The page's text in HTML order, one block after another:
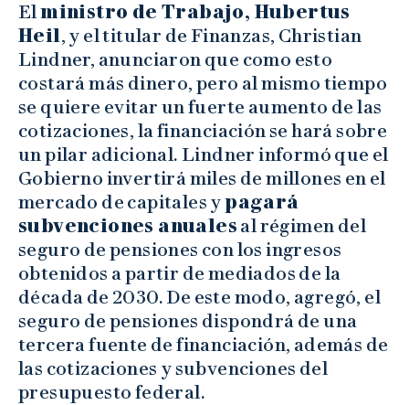
Elministro de Trabajo, Hubertus
Heil, y el titular de Finanzas, Christian
Lindner, anunciaron que como esto
costará más dinero, pero al mismo tiempo
se quiere evitar un fuerte aumento de las
cotizaciones, la financiación se hará sobre
un pilar adicional. Lindner informó que el
Gobierno invertirá miles de millones en el
mercado de capitales ypagará
subvenciones anuales al régimen del
seguro de pensiones con los ingresos
obtenidos a partir de mediados de la
década de 2030. De este modo, agregó, el
seguro de pensiones dispondrá de una
tercera fuente de financiación, además de
las cotizaciones y subvenciones del
presupuesto federal.